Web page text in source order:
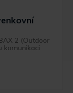
2 (Outdoor
komunikaci